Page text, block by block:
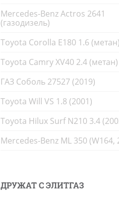
Mercedes-Benz Actros 2641
(газодизель)
Toyota Corolla E180 1.6 (метан)
Toyota Camry XV40 2.4 (метан)
ГАЗ Соболь 27527 (2019)
Toyota Will VS 1.8 (2001)
Toyota Hilux Surf N210 3.4
Mercedes-Benz ML 350 (W164,
ДРУЖАТ С ЭЛИТГАЗ